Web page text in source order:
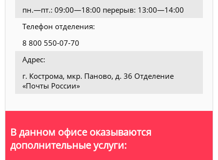
пн.—пт.: 09:00—18:00 перерыв: 13:00—14:00
Телефон отделения:
8 800 550-07-70
Адрес:
г. Кострома, мкр. Паново, д. 36 Отделение
«Почты России»
В данном офисе оказываются
дополнительные услуги: